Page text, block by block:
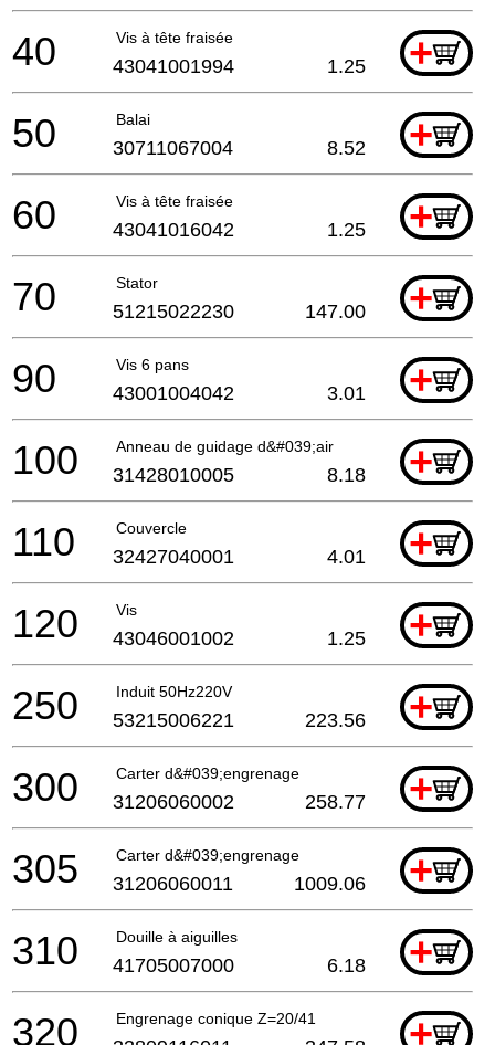
Vis à tête fraisée +
40 43041001994 1.25
Balai +
50 30711067004 8.52
Vis à tête fraisée +
60 43041016042 1.25
Stator +
70 51215022230 147.00
Vis 6 pans +
90 43001004042 3.01
Anneau de guidage d&#039;air +
100 31428010005 8.18
Couvercle +
110 32427040001 4.01
Vis +
120 43046001002 1.25
Induit 50Hz220V +
250 53215006221 223.56
Carter d&#039;engrenage +
300 31206060002 258.77
Carter d&#039;engrenage +
305 31206060011 1009.06
Douille à aiguilles +
310 41705007000 6.18
Engrenage conique Z=20/41 +
320